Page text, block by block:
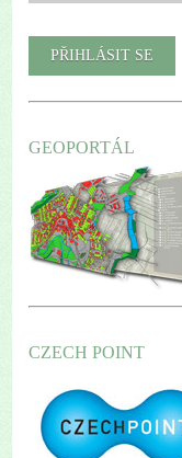
GEOPORTÁL
CZECH POINT